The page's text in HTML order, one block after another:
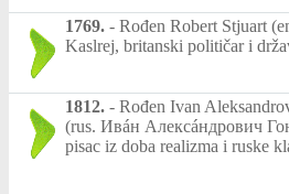
1769. - Rođen Robert Stjuart
Kaslrej, britanski političar i
1812. - Rođen Ivan
(rus. Ивáн Алексáндрович
pisac iz doba realizma i ruske